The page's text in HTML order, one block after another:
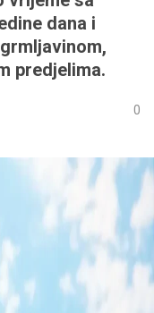
dana i
predjelima.
0